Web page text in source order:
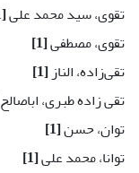
تقوی، سید محمد علی[1]
تقوی، مصطفی[1]
تقی‌زاده، الناز[1]
تقی زاده طبری، اباصالح
توان، حسن[1]
توانا، محمد علی[1]